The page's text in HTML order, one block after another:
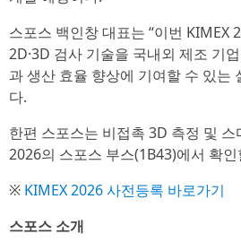
스포스 백인창 대표는 “이번 KIMEX
2D·3D 검사 기술을 국내외 제조 기
과 생산 효율 향상에 기여할 수 있는
다.
한편 스포스는 비접촉 3D 측정 및
2026의 스포스 부스(1B43)에서 확인
※ KIMEX 2026 사전등록 바로가기
스포스 소개